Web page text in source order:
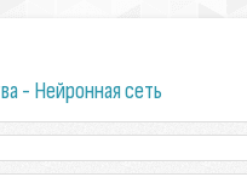
- Нейронная сеть